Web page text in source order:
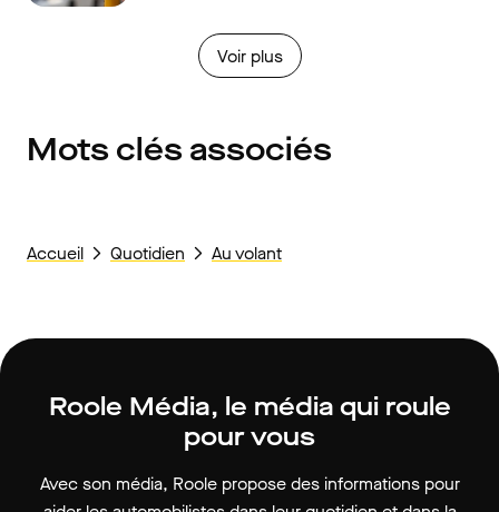
Voir plus
Mots clés associés
Accueil Quotidien Au volant
Roole Média, le média qui roule
pour vous
Avec son média, Roole propose des informations pour